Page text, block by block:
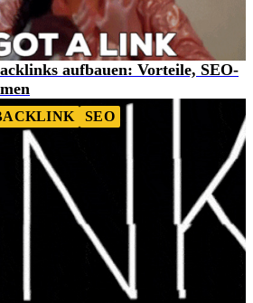
aufbauen: Vorteile, SEO-
SEO